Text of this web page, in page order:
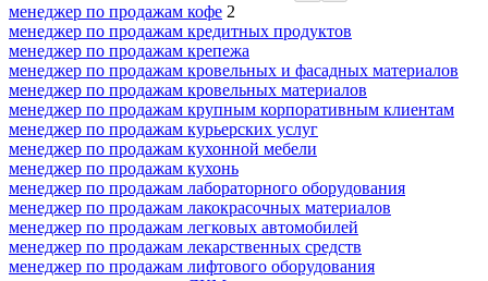
менеджер по продажам кофе 2
менеджер по продажам кредитных продуктов
менеджер по продажам крепежа
менеджер по продажам кровельных и фасадных материалов
менеджер по продажам кровельных материалов
менеджер по продажам крупным корпоративным клиентам
менеджер по продажам курьерских услуг
менеджер по продажам кухонной мебели
менеджер по продажам кухонь
менеджер по продажам лабораторного оборудования
менеджер по продажам лакокрасочных материалов
менеджер по продажам легковых автомобилей
менеджер по продажам лекарственных средств
менеджер по продажам лифтового оборудования